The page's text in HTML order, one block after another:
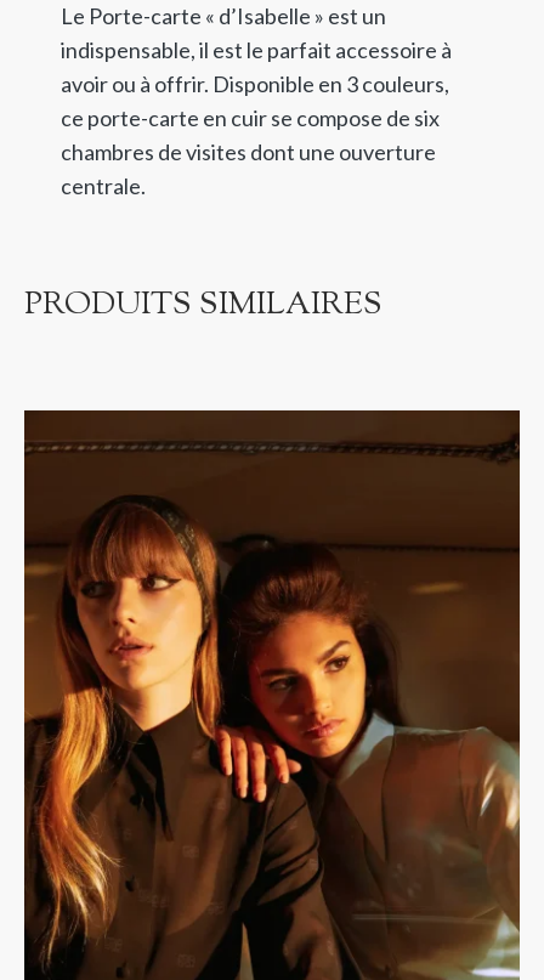
Le Porte-carte « d’Isabelle » est un
indispensable, il est le parfait accessoire à
avoir ou à offrir. Disponible en 3 couleurs,
ce porte-carte en cuir se compose de six
chambres de visites dont une ouverture
centrale.
PRODUITS SIMILAIRES